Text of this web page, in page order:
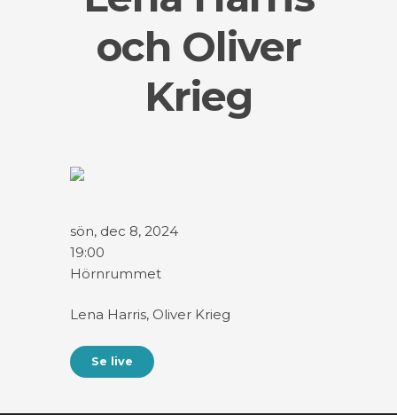
och Oliver
Krieg
sön, dec 8, 2024
19:00
Hörnrummet
Lena Harris, Oliver Krieg
Se live